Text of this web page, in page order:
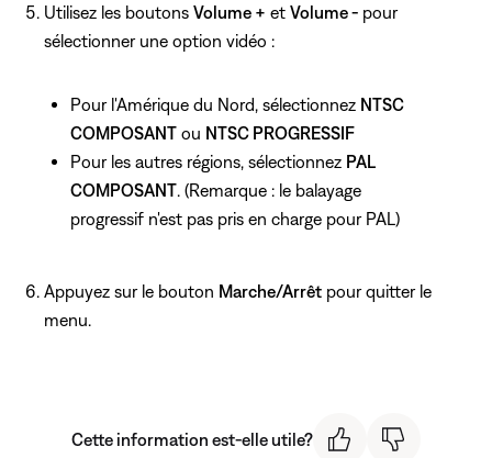
Utilisez les boutons Volume + et Volume - pour
sélectionner une option vidéo :
Pour l'Amérique du Nord, sélectionnez NTSC
COMPOSANT ou NTSC PROGRESSIF
Pour les autres régions, sélectionnez PAL
COMPOSANT . (Remarque : le balayage
progressif n'est pas pris en charge pour PAL)
Appuyez sur le bouton Marche/Arrêt pour quitter le
menu.
Cette information est-elle utile?